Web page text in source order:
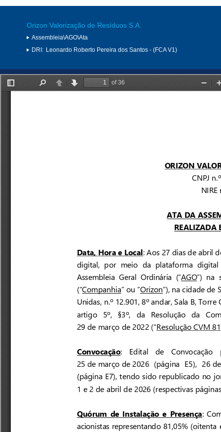
Orizon Valorização de Resíduos S.A.
Assembleia\AGO\Ata
DRI: Leonardo Roberto Pereira dos Santos - (FCA V1)